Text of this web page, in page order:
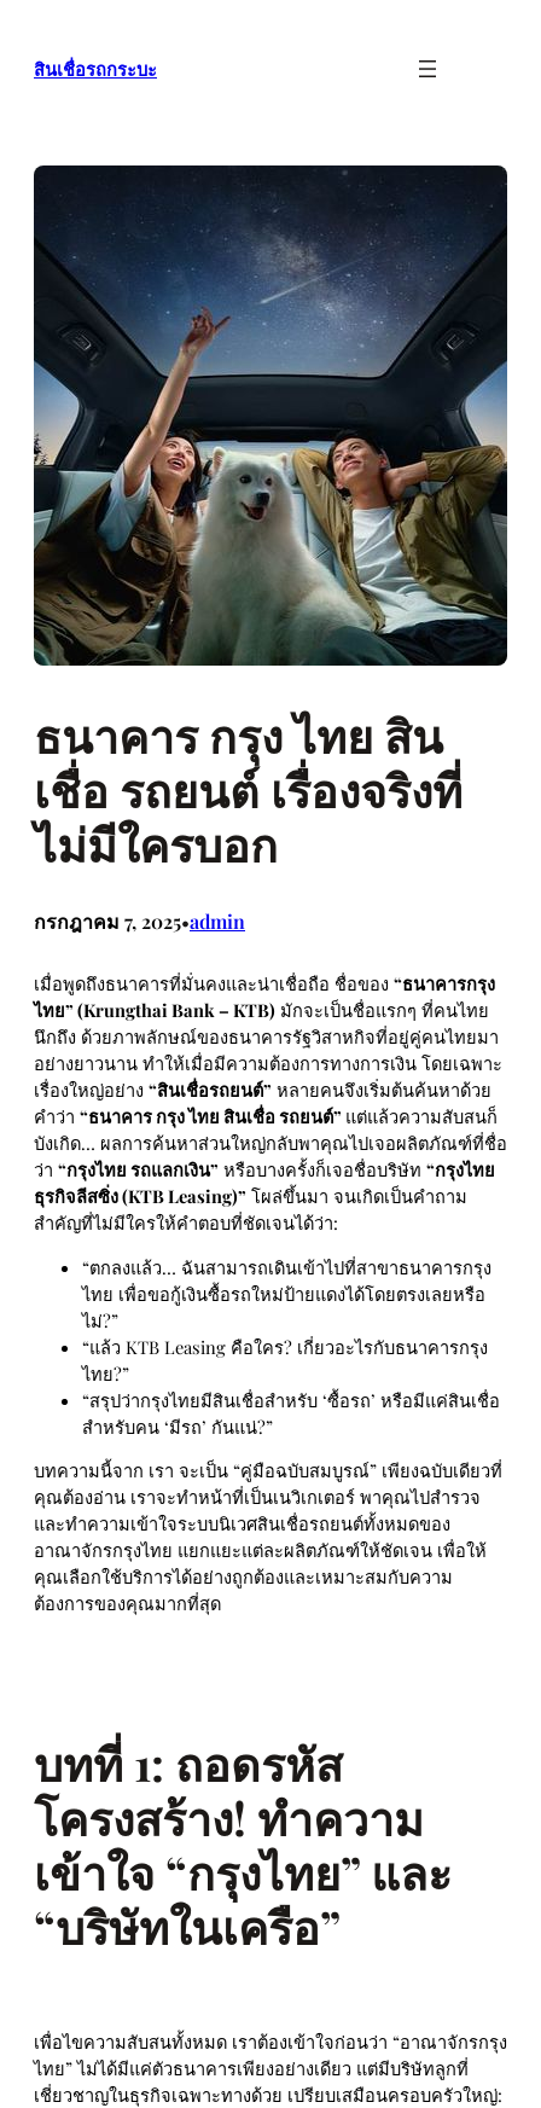
สินเชื่อรถกระบะ
ธนาคาร กรุง ไทย สิน
เชื่อ รถยนต์ เรื่องจริงที่
ไม่มีใครบอก
กรกฎาคม 7, 2025•admin
เมื่อพูดถึงธนาคารที่มั่นคงและน่าเชื่อถือ ชื่อของ “ธนาคารกรุง
ไทย” (Krungthai Bank – KTB) มักจะเป็นชื่อแรกๆ ที่คนไทย
นึกถึง ด้วยภาพลักษณ์ของธนาคารรัฐวิสาหกิจที่อยู่คู่คนไทยมา
อย่างยาวนาน ทำให้เมื่อมีความต้องการทางการเงิน โดยเฉพาะ
เรื่องใหญ่อย่าง “สินเชื่อรถยนต์” หลายคนจึงเริ่มต้นค้นหาด้วย
คำว่า “ธนาคาร กรุง ไทย สินเชื่อ รถยนต์” แต่แล้วความสับสนก็
บังเกิด… ผลการค้นหาส่วนใหญ่กลับพาคุณไปเจอผลิตภัณฑ์ที่ชื่อ
ว่า “กรุงไทย รถแลกเงิน” หรือบางครั้งก็เจอชื่อบริษัท “กรุงไทย
ธุรกิจลีสซิ่ง (KTB Leasing)” โผล่ขึ้นมา จนเกิดเป็นคำถาม
สำคัญที่ไม่มีใครให้คำตอบที่ชัดเจนได้ว่า:
“ตกลงแล้ว… ฉันสามารถเดินเข้าไปที่สาขาธนาคารกรุง
ไทย เพื่อขอกู้เงินซื้อรถใหม่ป้ายแดงได้โดยตรงเลยหรือ
ไม่?”
“แล้ว KTB Leasing คือใคร? เกี่ยวอะไรกับธนาคารกรุง
ไทย?”
“สรุปว่ากรุงไทยมีสินเชื่อสำหรับ ‘ซื้อรถ’ หรือมีแค่สินเชื่อ
สำหรับคน ‘มีรถ’ กันแน่?”
บทความนี้จาก เรา จะเป็น “คู่มือฉบับสมบูรณ์” เพียงฉบับเดียวที่
คุณต้องอ่าน เราจะทำหน้าที่เป็นเนวิเกเตอร์ พาคุณไปสำรวจ
และทำความเข้าใจระบบนิเวศสินเชื่อรถยนต์ทั้งหมดของ
อาณาจักรกรุงไทย แยกแยะแต่ละผลิตภัณฑ์ให้ชัดเจน เพื่อให้
คุณเลือกใช้บริการได้อย่างถูกต้องและเหมาะสมกับความ
ต้องการของคุณมากที่สุด
บทที่ 1: ถอดรหัส
โครงสร้าง! ทำความ
เข้าใจ “กรุงไทย” และ
“บริษัทในเครือ”
เพื่อไขความสับสนทั้งหมด เราต้องเข้าใจก่อนว่า “อาณาจักรกรุง
ไทย” ไม่ได้มีแค่ตัวธนาคารเพียงอย่างเดียว แต่มีบริษัทลูกที่
เชี่ยวชาญในธุรกิจเฉพาะทางด้วย เปรียบเสมือนครอบครัวใหญ่: